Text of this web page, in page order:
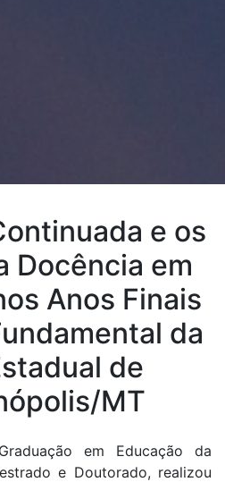
e os
Docência em
Anos Finais
da
de
MT
em Educação da
e Doutorado, realizou